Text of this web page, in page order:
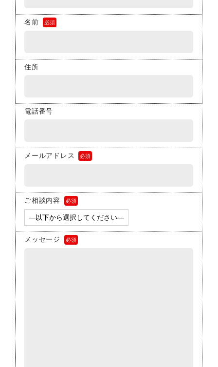
名前 必須
住所
電話番号
メールアドレス 必須
ご相談内容 必須
メッセージ 必須